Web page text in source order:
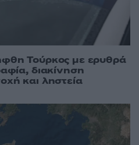
Τούρκος με ερυθρά
διακίνηση
και ληστεία